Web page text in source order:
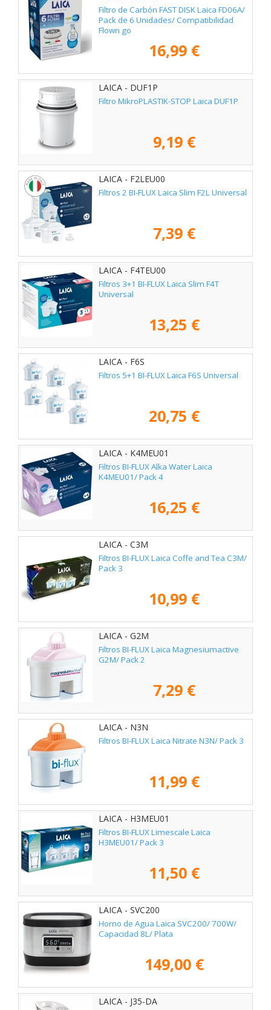
Filtro de Carbón FAST DISK Laica FD06A/
Pack de 6 Unidades/ Compatibilidad
Flown go
16,99 €
LAICA - DUF1P
Filtro MikroPLASTIK-STOP Laica DUF1P
9,19 €
LAICA - F2LEU00
Filtros 2 BI-FLUX Laica Slim F2L Universal
7,39 €
LAICA - F4TEU00
Filtros 3+1 BI-FLUX Laica Slim F4T
Universal
13,25 €
LAICA - F6S
Filtros 5+1 BI-FLUX Laica F6S Universal
20,75 €
LAICA - K4MEU01
Filtros BI-FLUX Alka Water Laica
K4MEU01/ Pack 4
16,25 €
LAICA - C3M
Filtros BI-FLUX Laica Coffe and Tea C3M/
Pack 3
10,99 €
LAICA - G2M
Filtros BI-FLUX Laica Magnesiumactive
G2M/ Pack 2
7,29 €
LAICA - N3N
Filtros BI-FLUX Laica Nitrate N3N/ Pack 3
11,99 €
LAICA - H3MEU01
Filtros BI-FLUX Limescale Laica
H3MEU01/ Pack 3
11,50 €
LAICA - SVC200
Horno de Agua Laica SVC200/ 700W/
Capacidad 8L/ Plata
149,00 €
LAICA - J35-DA